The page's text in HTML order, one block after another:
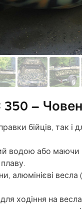
–
бійців, так і
водою або маючи
алюмінієві
ходіння на